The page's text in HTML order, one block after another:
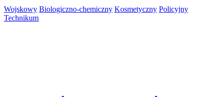
Wojskowy Biologiczno-chemiczny Kosmetyczny Policyjny
Technikum